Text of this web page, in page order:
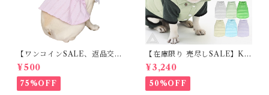
【ワンコインSALE、返品交換
不可】KM171SK フレンチブ
ルドック 犬服 女の子 ピンク
スカート
¥500
75%OFF
【在庫限り 売尽しSALE】K
M952Tダウンベスト 100%ダ
ウン・フェザー 犬 犬服 ダウン
ジャケット ベスト フレンチブ
ルドッグ 冬服 極暖 暖かい 可
¥3,240
50%OFF